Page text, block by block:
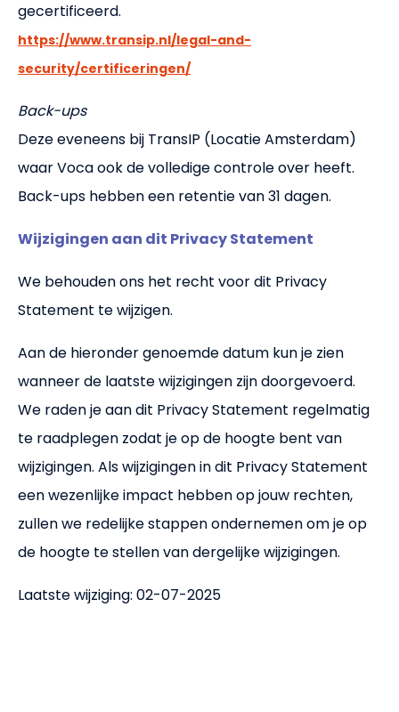
gecertificeerd.
https://www.transip.nl/legal-and-
security/certificeringen/
Back-ups
Deze eveneens bij TransIP (Locatie Amsterdam)
waar Voca ook de volledige controle over heeft.
Back-ups hebben een retentie van 31 dagen.
Wijzigingen aan dit Privacy Statement
We behouden ons het recht voor dit Privacy
Statement te wijzigen.
Aan de hieronder genoemde datum kun je zien
wanneer de laatste wijzigingen zijn doorgevoerd.
We raden je aan dit Privacy Statement regelmatig
te raadplegen zodat je op de hoogte bent van
wijzigingen. Als wijzigingen in dit Privacy Statement
een wezenlijke impact hebben op jouw rechten,
zullen we redelijke stappen ondernemen om je op
de hoogte te stellen van dergelijke wijzigingen.
Laatste wijziging: 02-07-2025